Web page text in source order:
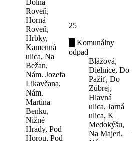
Dolná
Roveň,
Horná
Roveň,
Hrbky,
Kamenná
ulica, Na
Bežan,
Nám. Jozefa
Likavčana,
Nám.
Martina
Benku,
Nižné
Hrady, Pod
Horou, Pod
25
Komunálny
odpad
Blážová,
Dielnice, Do
Pažíť, Do
Zúbrej,
Hlavná
ulica, Jarná
ulica, K
Medokýšu,
Na Majeri,